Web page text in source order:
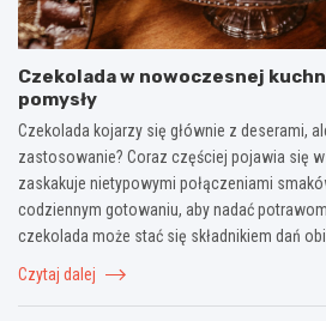
Czekolada w nowoczesnej
pomysły
Czekolada kojarzy się głównie z deserami,
zastosowanie? Coraz częściej pojawia się
zaskakuje nietypowymi połączeniami
codziennym gotowaniu, aby nadać
czekolada może stać się składnikiem dań
Czytaj dalej